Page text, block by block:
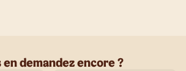
en demandez encore ?